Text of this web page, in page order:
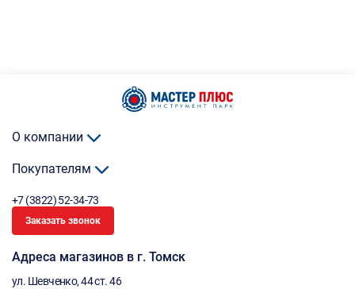
О компании
Покупателям
+7 (3822) 52-34-73
Заказать звонок
Адреса магазинов в г. Томск
ул. Шевченко, 44 ст. 46